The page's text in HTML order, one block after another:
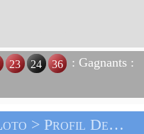
23 24 36
: Gagnants :
Communauté MadLoto > Profil De Coquillette92 > Accueil